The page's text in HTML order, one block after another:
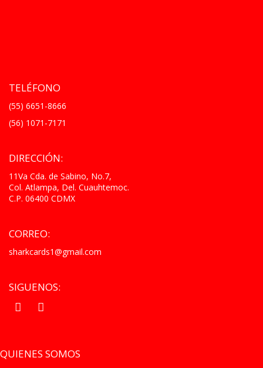
TELÉFONO
(55) 6651-8666
(56) 1071-7171
DIRECCIÓN:
11Va Cda. de Sabino, No.7,
Col. Atlampa, Del. Cuauhtemoc.
C.P. 06400 CDMX
CORREO:
sharkcards1@gmail.com
SIGUENOS:
QUIENES SOMOS